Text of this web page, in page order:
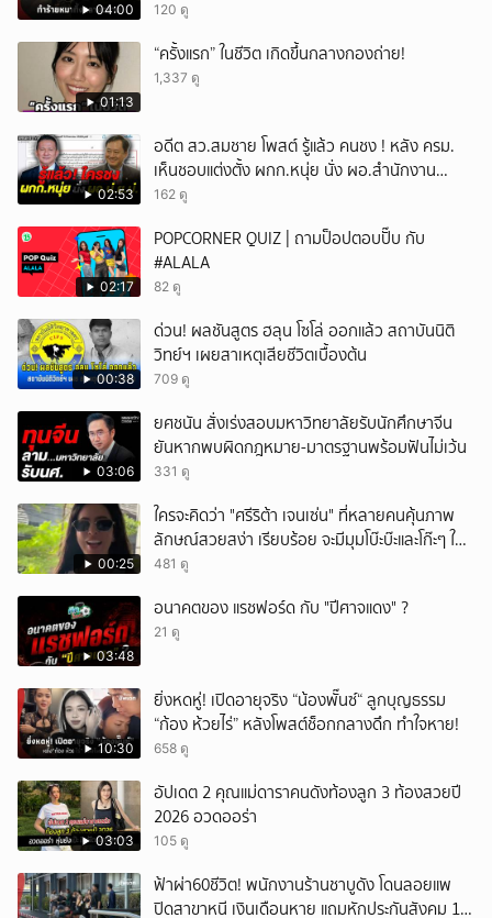
04:00 120 ดู
01:13
“ครั้งแรก” ในชีวิต เกิดขึ้นกลางกองถ่าย!
1,337 ดู
02:53
อดีต สว.สมชาย โพสต์ รู้แล้ว คนชง ! หลัง ครม.
เห็นชอบแต่งตั้ง ผกก.หนุ่ย นั่ง ผอ.สำนักงาน
ป.ย.ป.
162 ดู
02:17
POPCORNER QUIZ | ถามป็อปตอบปั๊บ กับ
#ALALA
82 ดู
00:38
ด่วน! ผลชันสูตร ฮลุน โซโล่ ออกแล้ว สถาบันนิติ
วิทย์ฯ เผยสาเหตุเสียชีวิตเบื้องต้น
709 ดู
03:06
ยศชนัน สั่งเร่งสอบมหาวิทยาลัยรับนักศึกษาจีน
ยันหากพบผิดกฎหมาย-มาตรฐานพร้อมฟันไม่เว้น
331 ดู
00:25
ใครจะคิดว่า "ศรีริต้า เจนเซ่น" ที่หลายคนคุ้นภาพ
ลักษณ์สวยสง่า เรียบร้อย จะมีมุมโบ๊ะบ๊ะและโก๊ะๆ ให้
ได้อมยิ้มเหมือนกัน งานนี้ทำเอาแฟนๆ ทั้งเอ็นดูทั้ง
481 ดู
03:48
อนาคตของ แรชฟอร์ด กับ "ปีศาจแดง" ?
21 ดู
10:30
ยิ่งหดหู่! เปิดอายุจริง “น้องพั๊นซ์“ ลูกบุญธรรม
“ก้อง ห้วยไร่” หลังโพสต์ช็อกกลางดึก ทำใจหาย!
658 ดู
03:03
อัปเดต 2 คุณแม่ดาราคนดังท้องลูก 3 ท้องสวยปี
2026 อวดออร่า
105 ดู
ฟ้าผ่า60ชีวิต! พนักงานร้านชาบูดัง โดนลอยแพ
ปิดสาขาหนี เงินเดือนหาย แถมหักประกันสังคม 11